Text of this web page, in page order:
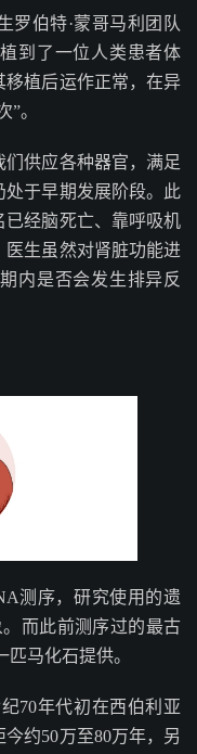
罗伯特·蒙哥马利团队
到了一位人类患者体
移植后运作正常，在异
。
供应各种器官，满足
处于早期发展阶段。此
已经脑死亡、靠呼吸机
生虽然对肾脏功能进
内是否会发生排异反
测序，研究使用的遗
而此前测序过的最古
马化石提供。
70年代初在西伯利亚
约50万至80万年，另